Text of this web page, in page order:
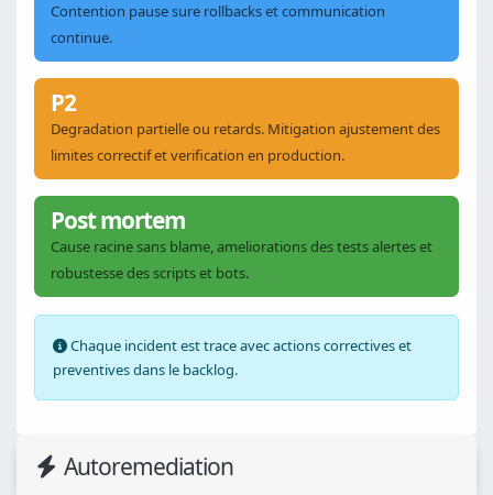
Contention pause sure rollbacks et communication
continue.
P2
Degradation partielle ou retards. Mitigation ajustement des
limites correctif et verification en production.
Post mortem
Cause racine sans blame, ameliorations des tests alertes et
robustesse des scripts et bots.
Chaque incident est trace avec actions correctives et
preventives dans le backlog.
Autoremediation